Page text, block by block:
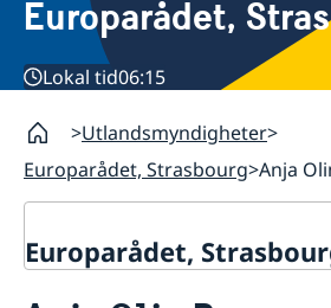
Europarådet,
Lokal tid06:15
Utlandsmyndigheter
Europarådet, Strasbourg Anja
Europarådet,